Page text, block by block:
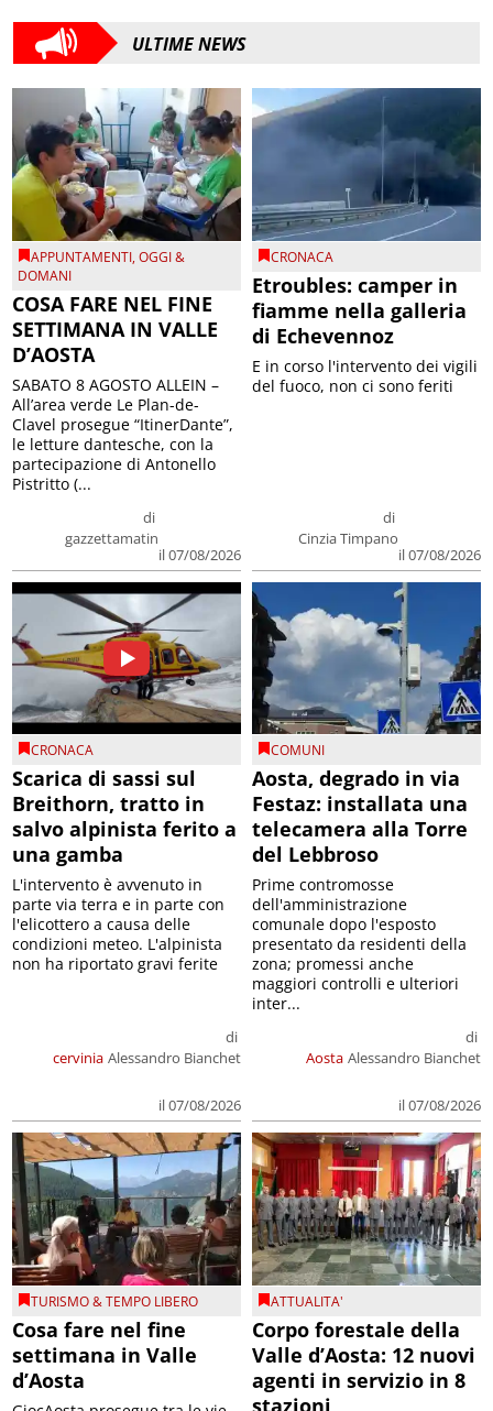
ULTIME NEWS
APPUNTAMENTI,OGGI &
DOMANI
COSA FARE NEL FINE
SETTIMANA IN VALLE
D’AOSTA
di
gazzettamatin
il 07/08/2026
SABATO 8 AGOSTO ALLEIN –
All’area verde Le Plan-de-
Clavel prosegue “ItinerDante”,
le letture dantesche, con la
partecipazione di Antonello
Pistritto (...
CRONACA
Etroubles: camper in
fiamme nella galleria
di Echevennoz
di
Cinzia Timpano
il 07/08/2026
E in corso l'intervento dei vigili
del fuoco, non ci sono feriti
CRONACA
Scarica di sassi sul
Breithorn, tratto in
salvo alpinista ferito a
una gamba
cervinia
di
Alessandro Bianchet
il 07/08/2026
L'intervento è avvenuto in
parte via terra e in parte con
l'elicottero a causa delle
condizioni meteo. L'alpinista
non ha riportato gravi ferite
COMUNI
Aosta, degrado in via
Festaz: installata una
telecamera alla Torre
del Lebbroso
Aosta
di
Alessandro Bianchet
il 07/08/2026
Prime contromosse
dell'amministrazione
comunale dopo l'esposto
presentato da residenti della
zona; promessi anche
maggiori controlli e ulteriori
inter...
TURISMO & TEMPO LIBERO
Cosa fare nel fine
settimana in Valle
d’Aosta
ATTUALITA'
Corpo forestale della
Valle d’Aosta: 12 nuovi
agenti in servizio in 8
stazioni